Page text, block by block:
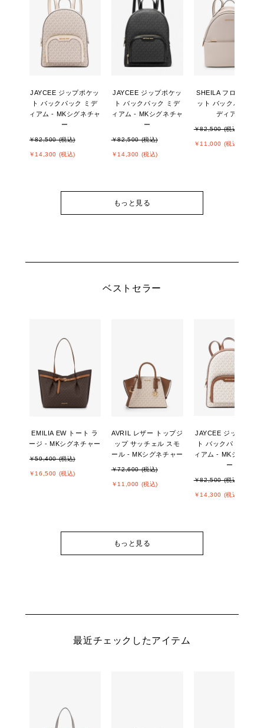
JAYCEE ジップポケッ
ト バックパック ミデ
ィアム - MKシグネチャ
ー
￥82,500 (税込)
￥14,300 (税込)
JAYCEE ジップポケッ
ト バックパック ミデ
ィアム - MKシグネチャ
ー
￥82,500 (税込)
￥14,300 (税込)
SHEILA フロントポケ
ット バックパック ミ
ディアム
￥82,500 (税込)
￥11,000 (税込)
もっと見る
ベストセラー
EMILIA EW トート ラ
ージ - MKシグネチャー
￥59,400 (税込)
￥16,500 (税込)
AVRIL レザー トップジ
ップ サッチェル スモ
ール - MKシグネチャー
￥72,600 (税込)
￥11,000 (税込)
JAYCEE ジップポケッ
ト バックパック ミデ
ィアム - MKシグネチ
ー
￥82,500 (税込)
￥14,300 (税込)
もっと見る
最近チェックしたアイテム